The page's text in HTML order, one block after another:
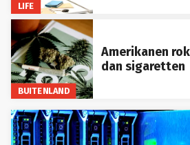
LIFE
BUITENLAND
Amerikanen
dan sigaretten